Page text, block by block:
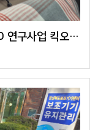
2026년도 지역기반 보조기기 R&SD 연구사업 킥오프 회의 개최